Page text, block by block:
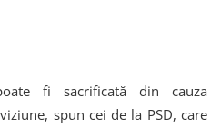
fi sacrificată din cauza
spun cei de la PSD, care